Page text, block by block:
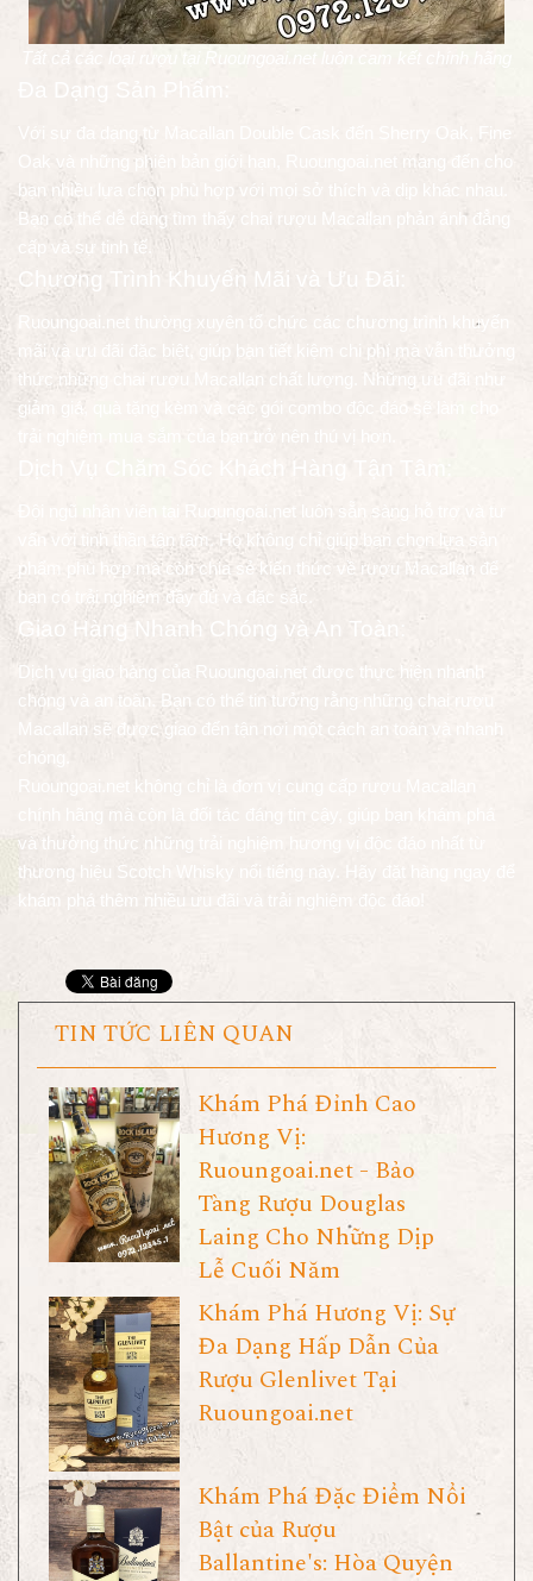
Tất cả các loại rượu tại Ruoungoai.net luôn cam kết chính hãng
Đa Dạng Sản Phẩm:
Với sự đa dạng từ Macallan Double Cask đến Sherry Oak, Fine
Oak và những phiên bản giới hạn, Ruoungoai.net mang đến cho
bạn nhiều lựa chọn phù hợp với mọi sở thích và dịp khác nhau.
Bạn có thể dễ dàng tìm thấy chai rượu Macallan phản ánh đẳng
cấp và sự tinh tế.
Chương Trình Khuyến Mãi và Ưu Đãi:
Ruoungoai.net thường xuyên tổ chức các chương trình khuyến
mãi và ưu đãi đặc biệt, giúp bạn tiết kiệm chi phí mà vẫn thưởng
thức những chai rượu Macallan chất lượng. Những ưu đãi như
giảm giá, quà tặng kèm và các gói combo độc đáo sẽ làm cho
trải nghiệm mua sắm của bạn trở nên thú vị hơn.
Dịch Vụ Chăm Sóc Khách Hàng Tận Tâm:
Đội ngũ nhân viên tại Ruoungoai.net luôn sẵn sàng hỗ trợ và tư
vấn với tinh thần tận tâm. Họ không chỉ giúp bạn chọn lựa sản
phẩm phù hợp mà còn chia sẻ kiến thức về rượu Macallan để
bạn có trải nghiệm đầy đủ và đặc sắc.
Giao Hàng Nhanh Chóng và An Toàn:
Dịch vụ giao hàng của Ruoungoai.net được thực hiện nhanh
chóng và an toàn. Bạn có thể tin tưởng rằng những chai rượu
Macallan sẽ được giao đến tận nơi một cách an toàn và nhanh
chóng.
Ruoungoai.net không chỉ là đơn vị cung cấp rượu Macallan
chính hãng mà còn là đối tác đáng tin cậy, giúp bạn khám phá
và thưởng thức những trải nghiệm hương vị độc đáo nhất từ
thương hiệu Scotch Whisky nổi tiếng này. Hãy đặt hàng ngay để
khám phá thêm nhiều ưu đãi và trải nghiệm độc đáo!
TIN TỨC LIÊN QUAN
Khám Phá Đỉnh Cao
Hương Vị:
Ruoungoai.net - Bảo
Tàng Rượu Douglas
Laing Cho Những Dịp
Lễ Cuối Năm
Khám Phá Hương Vị: Sự
Đa Dạng Hấp Dẫn Của
Rượu Glenlivet Tại
Ruoungoai.net
Khám Phá Đặc Điểm Nổi
Bật của Rượu
Ballantine's: Hòa Quyện